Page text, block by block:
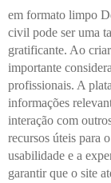
em formato limpo
civil pode ser uma
gratificante. Ao
importante
profissionais. A
informações
interação com
recursos úteis para
usabilidade e a
garantir que o site